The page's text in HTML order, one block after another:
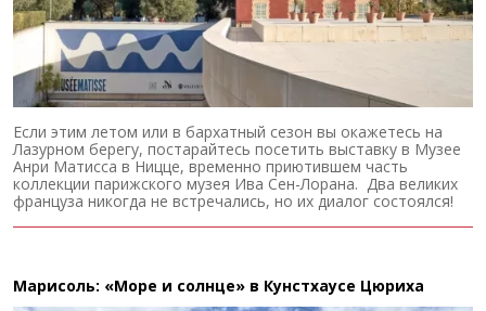
Если этим летом или в бархатный сезон вы окажетесь на
Лазурном берегу, постарайтесь посетить выставку в Музее
Анри Матисса в Ницце, временно приютившем часть
коллекции парижского музея Ива Сен-Лорана. Два великих
француза никогда не встречались, но их диалог состоялся!
Марисоль: «Море и солнце» в Кунстхаусе Цюриха